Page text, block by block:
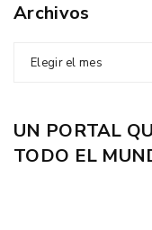
Archivos
Elegir el mes
UN PORTAL
TODO EL